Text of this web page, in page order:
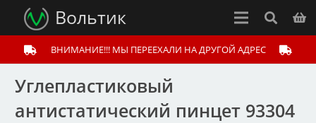
Вольтик
ВНИМАНИЕ!!! МЫ ПЕРЕЕХАЛИ НА ДРУГОЙ АДРЕС
Углепластиковый
антистатический пинцет 93304